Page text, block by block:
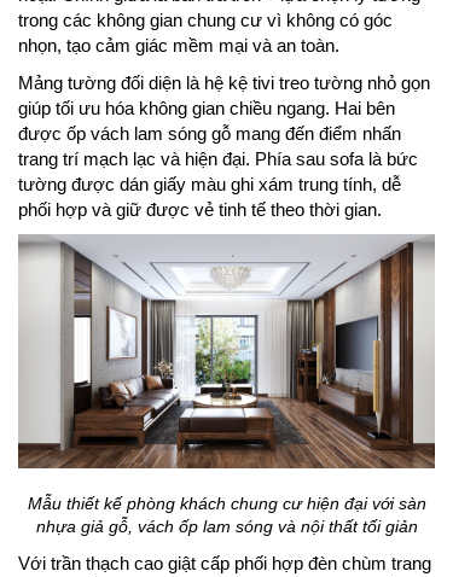
trong các không gian chung cư vì không có góc
nhọn, tạo cảm giác mềm mại và an toàn.
Mảng tường đối diện là hệ kệ tivi treo tường nhỏ gọn
giúp tối ưu hóa không gian chiều ngang. Hai bên
được ốp vách lam sóng gỗ mang đến điểm nhấn
trang trí mạch lạc và hiện đại. Phía sau sofa là bức
tường được dán giấy màu ghi xám trung tính, dễ
phối hợp và giữ được vẻ tinh tế theo thời gian.
Mẫu thiết kế phòng khách chung cư hiện đại với sàn
nhựa giả gỗ, vách ốp lam sóng và nội thất tối giản
Với trần thạch cao giật cấp phối hợp đèn chùm trang